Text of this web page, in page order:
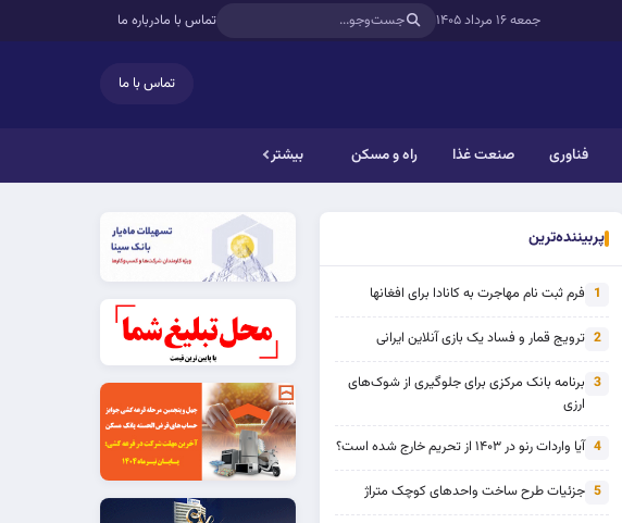
جمعه ۱۶ مرداد ۱۴۰۵ تماس با مادرباره ما
تماس با ما
فناوری صنعت غذا راه و مسکن بیشتر
پربیننده‌ترین
1 فرم ثبت نام مهاجرت به کانادا برای افغانها
2 ترویج قمار و فساد یک بازی آنلاین ایرانی
3 برنامه بانک مرکزی برای جلوگیری از شوک‌های
ارزی
4 آیا واردات رنو در ۱۴۰۳ از تحریم خارج شده است؟
5 جزئیات طرح ساخت واحدهای کوچک متراژ